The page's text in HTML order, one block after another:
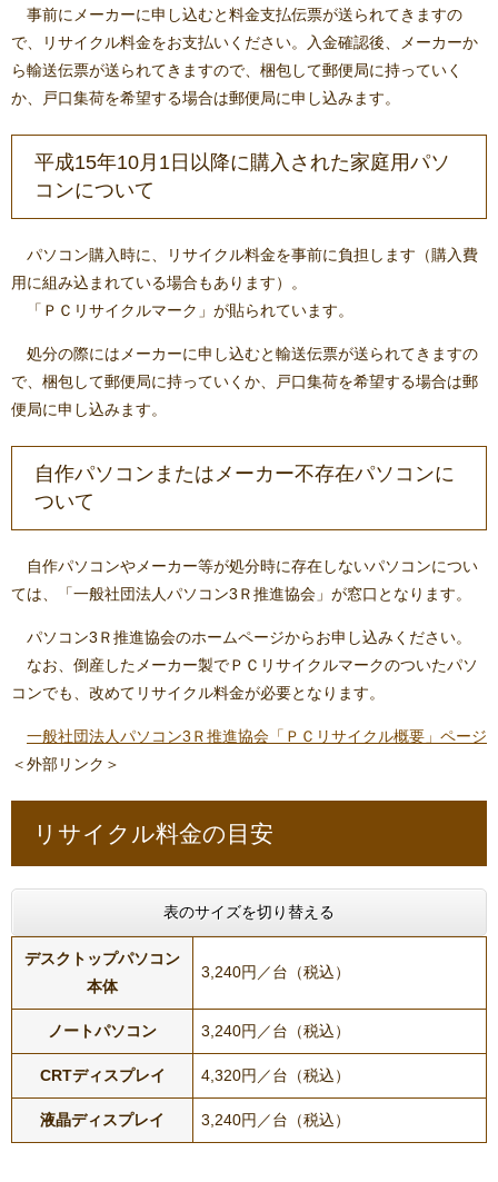
事前にメーカーに申し込むと料金支払伝票が送られてきますの
で、リサイクル料金をお支払いください。入金確認後、メーカーか
ら輸送伝票が送られてきますので、梱包して郵便局に持っていく
か、戸口集荷を希望する場合は郵便局に申し込みます。
平成15年10月1日以降に購入された家庭用パソ
コンについて
パソコン購入時に、リサイクル料金を事前に負担します（購入費
用に組み込まれている場合もあります）。
「ＰＣリサイクルマーク」が貼られています。
処分の際にはメーカーに申し込むと輸送伝票が送られてきますの
で、梱包して郵便局に持っていくか、戸口集荷を希望する場合は郵
便局に申し込みます。
自作パソコンまたはメーカー不存在パソコンに
ついて
自作パソコンやメーカー等が処分時に存在しないパソコンについ
ては、「一般社団法人パソコン3Ｒ推進協会」が窓口となります。
パソコン3Ｒ推進協会のホームページからお申し込みください。
なお、倒産したメーカー製でＰＣリサイクルマークのついたパソ
コンでも、改めてリサイクル料金が必要となります。
一般社団法人パソコン3Ｒ推進協会「ＰＣリサイクル概要」ページ
＜外部リンク＞
リサイクル料金の目安
表のサイズを切り替える
デスクトップパソコン
本体
3,240円／台（税込）
ノートパソコン 3,240円／台（税込）
CRTディスプレイ 4,320円／台（税込）
液晶ディスプレイ 3,240円／台（税込）